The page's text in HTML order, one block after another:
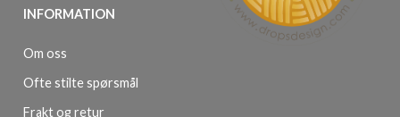
INFORMATION
Om oss
Ofte stilte spørsmål
Frakt og retur